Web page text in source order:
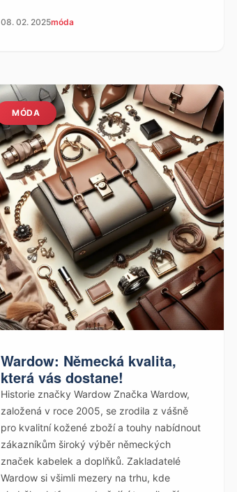
08. 02. 2025móda
MÓDA
Wardow: Německá kvalita,
která vás dostane!
Historie značky Wardow Značka Wardow,
založená v roce 2005, se zrodila z vášně
pro kvalitní kožené zboží a touhy nabídnout
zákazníkům široký výběr německých
značek kabelek a doplňků. Zakladatelé
Wardow si všimli mezery na trhu, kde